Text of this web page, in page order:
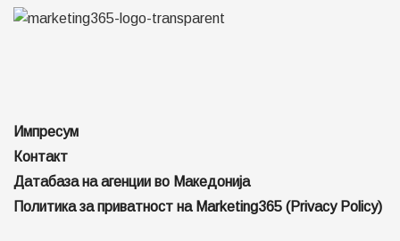
Импресум
Контакт
Датабаза на агенции во Македонија
Политика за приватност на Marketing365 (Privacy Policy)